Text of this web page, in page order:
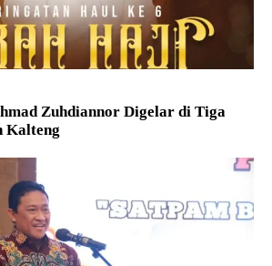
Zuhdiannor Digelar di Tiga
Kalteng